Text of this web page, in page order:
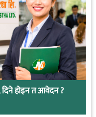
दिने होइन त आवेदन ?